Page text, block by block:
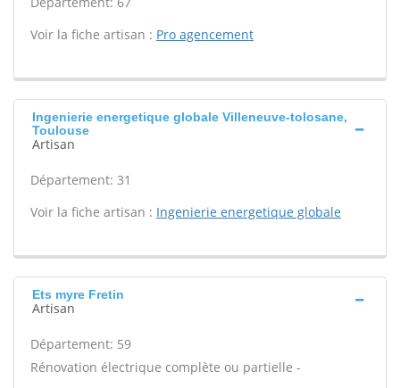
Voir la fiche artisan : Pro agencement
Ingenierie energetique globale Villeneuve-tolosane,
Toulouse
Artisan
Département: 31
Voir la fiche artisan : Ingenierie energetique globale
Ets myre Fretin
Artisan
Département: 59
Rénovation électrique complète ou partielle -